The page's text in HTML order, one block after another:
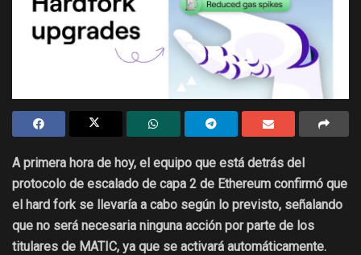
A primera hora de hoy, el equipo que está detrás del
protocolo de escalado de capa 2 de Ethereum confirmó que
el hard fork se llevaría a cabo según lo previsto, señalando
que no será necesaria ninguna acción por parte de los
titulares de MATIC, ya que se activará automáticamente.